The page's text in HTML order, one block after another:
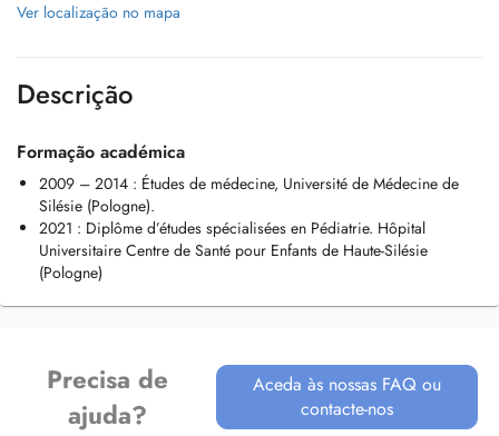
Ver localização no mapa
Descrição
Formação académica
2009 – 2014 : Études de médecine, Université de Médecine de
Silésie (Pologne).
2021 : Diplôme d’études spécialisées en Pédiatrie. Hôpital
Universitaire Centre de Santé pour Enfants de Haute-Silésie
(Pologne)
Precisa de
ajuda?
Aceda às nossas FAQ ou
contacte-nos